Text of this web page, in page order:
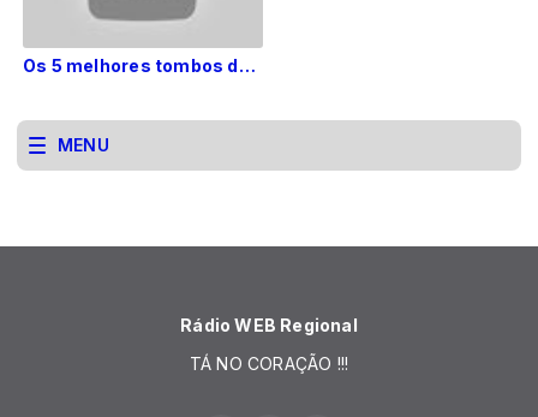
Os 5 melhores tombos de Silvio Santos
MENU
Rádio WEB Regional
TÁ NO CORAÇÃO !!!